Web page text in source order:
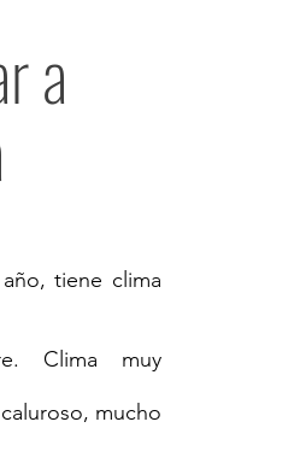
a
tiene clima
Clima muy
mucho